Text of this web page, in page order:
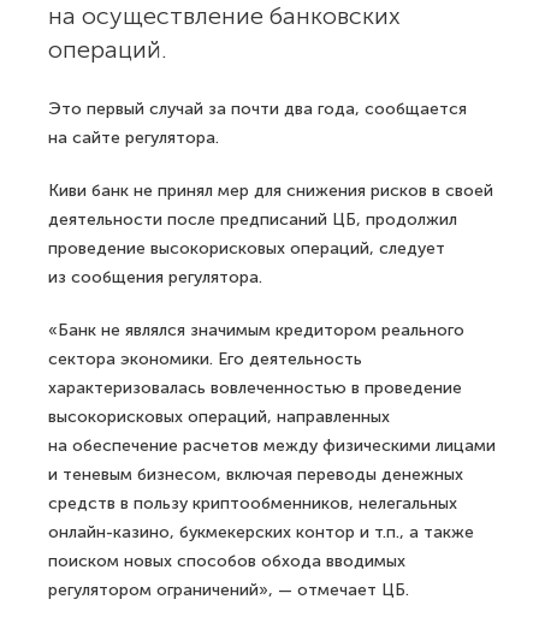
на осуществление банковских
операций.
Это первый случай за почти два года, сообщается
на сайте регулятора.
Киви банк не принял мер для снижения рисков в своей
деятельности после предписаний ЦБ, продолжил
проведение высокорисковых операций, следует
из сообщения регулятора.
«Банк не являлся значимым кредитором реального
сектора экономики. Его деятельность
характеризовалась вовлеченностью в проведение
высокорисковых операций, направленных
на обеспечение расчетов между физическими лицами
и теневым бизнесом, включая переводы денежных
средств в пользу криптообменников, нелегальных
онлайн-казино, букмекерских контор и т.п., а также
поиском новых способов обхода вводимых
регулятором ограничений», — отмечает ЦБ.